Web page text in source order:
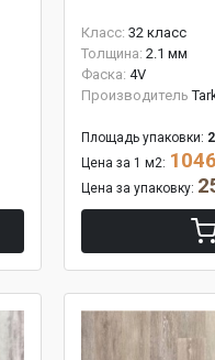
Класс: 32 класс
Толщина: 2.1 мм
Фаска: 4V
Производитель
Площадь упаковки:
Цена за 1 м2:
Цена за упаковку: